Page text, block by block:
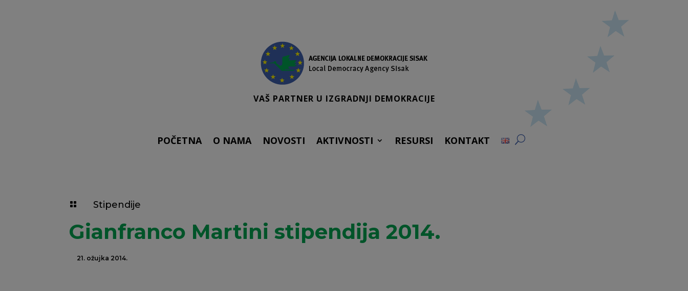
VAŠ PARTNER U IZGRADNJI DEMOKRACIJE
POČETNA O NAMA NOVOSTI AKTIVNOSTI RESURSI KONTAKT
 Stipendije
Gianfranco Martini stipendija 2014.
21. ožujka 2014.